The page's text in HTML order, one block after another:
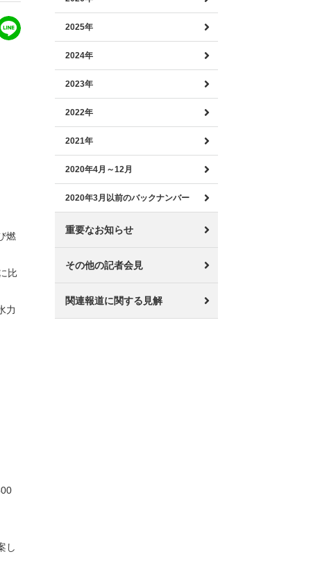
燃
比
力
し
2025年
2024年
2023年
2022年
2021年
2020年4月～12月
2020年3月以前のバックナンバー
重要なお知らせ
その他の記者会見
関連報道に関する見解